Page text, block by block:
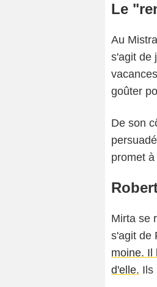
Le
Au
s'agit de
goûter
De son
promet
Mirta se
s'agit de
moine. Il
d'elle. Ils